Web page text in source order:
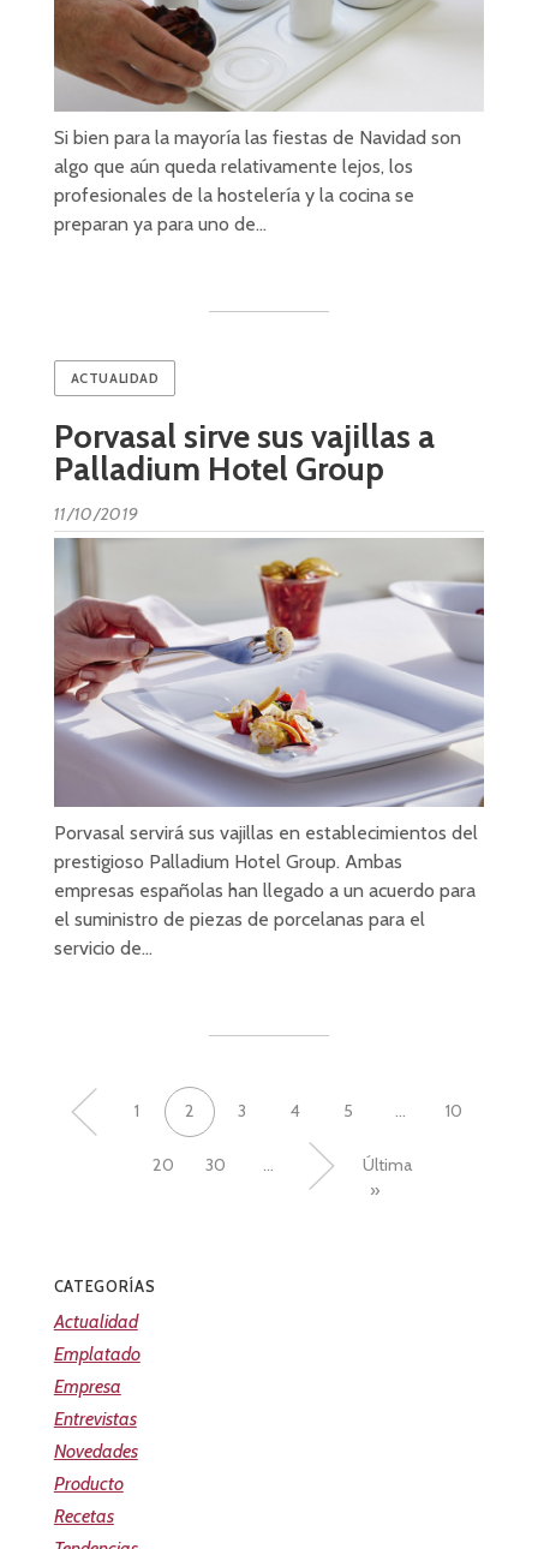
Si bien para la mayoría las fiestas de Navidad son
algo que aún queda relativamente lejos, los
profesionales de la hostelería y la cocina se
preparan ya para uno de…
ACTUALIDAD
Porvasal sirve sus vajillas a
Palladium Hotel Group
11/10/2019
Porvasal servirá sus vajillas en establecimientos del
prestigioso Palladium Hotel Group. Ambas
empresas españolas han llegado a un acuerdo para
el suministro de piezas de porcelanas para el
servicio de…
« 1 2 3 4 5 ... 10
20 30 ... »
Última
»
CATEGORÍAS
Actualidad
Emplatado
Empresa
Entrevistas
Novedades
Producto
Recetas